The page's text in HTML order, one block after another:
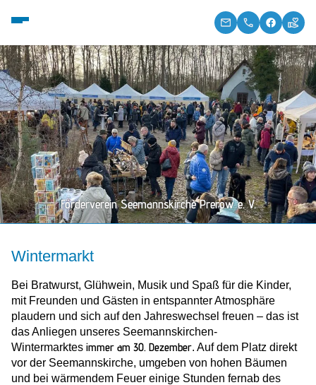
Förderverein Seemannskirche Prerow e. V.
Wintermarkt
Bei Bratwurst, Glühwein, Musik und Spaß für die Kinder,
mit Freunden und Gästen in entspannter Atmosphäre
plaudern und sich auf den Jahreswechsel freuen – das ist
das Anliegen unseres Seemannskirchen-
Wintermarktes immer am 30. Dezember. Auf dem Platz direkt
vor der Seemannskirche, umgeben von hohen Bäumen
und bei wärmendem Feuer einige Stunden fernab des